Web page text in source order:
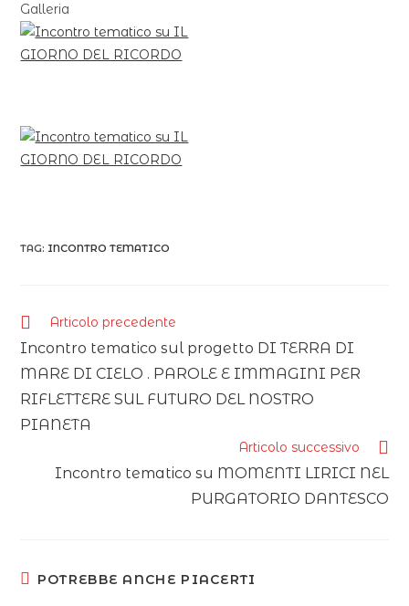
Galleria
TAG: INCONTRO TEMATICO
Articolo precedente
Incontro tematico sul progetto DI TERRA DI
MARE DI CIELO . PAROLE E IMMAGINI PER
RIFLETTERE SUL FUTURO DEL NOSTRO
PIANETA
Articolo successivo
Incontro tematico su MOMENTI LIRICI NEL
PURGATORIO DANTESCO
POTREBBE ANCHE PIACERTI